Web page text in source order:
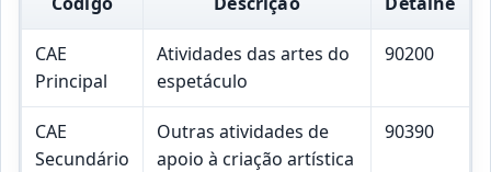
CAE
Principal
Atividades das artes do
espetáculo
90200
CAE
Secundário
Outras atividades de
apoio à criação artística
90390